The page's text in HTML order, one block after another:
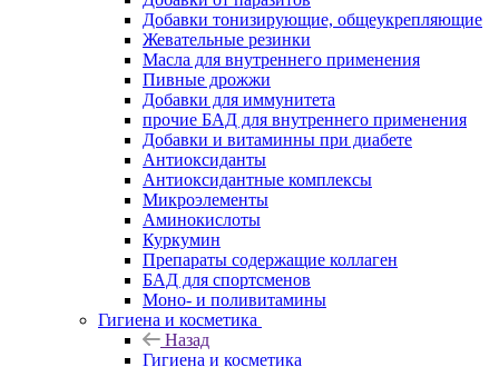
Добавки тонизирующие, общеукрепляющие
Жевательные резинки
Масла для внутреннего применения
Пивные дрожжи
Добавки для иммунитета
прочие БАД для внутреннего применения
Добавки и витаминны при диабете
Антиоксиданты
Антиоксидантные комплексы
Микроэлементы
Аминокислоты
Куркумин
Препараты содержащие коллаген
БАД для спортсменов
Моно- и поливитамины
Гигиена и косметика
Назад
Гигиена и косметика